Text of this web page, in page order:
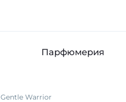
Парфюмерия
Gentle Warrior